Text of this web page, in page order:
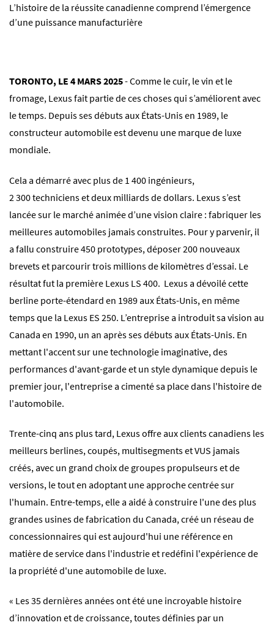
L’histoire de la réussite canadienne comprend l’émergence
d’une puissance manufacturière
TORONTO, LE 4 MARS 2025- Comme le cuir, le vin et le
fromage, Lexus fait partie de ces choses qui s’améliorent avec
le temps. Depuis ses débuts aux États-Unis en 1989, le
constructeur automobile est devenu une marque de luxe
mondiale.
Cela a démarré avec plus de 1 400 ingénieurs,
2 300 techniciens et deux milliards de dollars. Lexus s’est
lancée sur le marché animée d’une vision claire : fabriquer les
meilleures automobiles jamais construites. Pour y parvenir, il
a fallu construire 450 prototypes, déposer 200 nouveaux
brevets et parcourir trois millions de kilomètres d’essai. Le
résultat fut la première Lexus LS 400. Lexus a dévoilé cette
berline porte-étendard en 1989 aux États-Unis, en même
temps que la Lexus ES 250. L’entreprise a introduit sa vision au
Canada en 1990, un an après ses débuts aux États-Unis. En
mettant l'accent sur une technologie imaginative, des
performances d'avant-garde et un style dynamique depuis le
premier jour, l'entreprise a cimenté sa place dans l'histoire de
l'automobile.
Trente-cinq ans plus tard, Lexus offre aux clients canadiens les
meilleurs berlines, coupés, multisegments et VUS jamais
créés, avec un grand choix de groupes propulseurs et de
versions, le tout en adoptant une approche centrée sur
l'humain. Entre-temps, elle a aidé à construire l'une des plus
grandes usines de fabrication du Canada, créé un réseau de
concessionnaires qui est aujourd'hui une référence en
matière de service dans l'industrie et redéfini l'expérience de
la propriété d'une automobile de luxe.
« Les 35 dernières années ont été une incroyable histoire
d’innovation et de croissance, toutes définies par un